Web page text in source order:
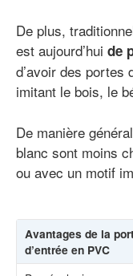
De plus,
est aujourd’hui de
d’avoir des portes
imitant le bois, le
De manière
blanc sont moins
ou avec un motif
Avantages de la
d’entrée en PVC